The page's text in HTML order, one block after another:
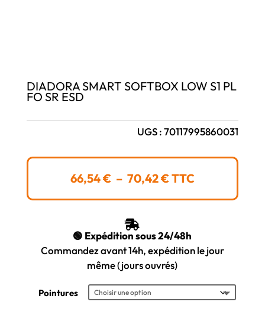
DIADORA SMART SOFTBOX LOW S1 PL
FO SR ESD
UGS :70117995860031
66,54€ – 70,42€PLAGE
À
70,42 €
TTC

🟢 Expédition sous 24/48h
Commandez avant 14h, expédition le jour
même (jours ouvrés)
Pointures